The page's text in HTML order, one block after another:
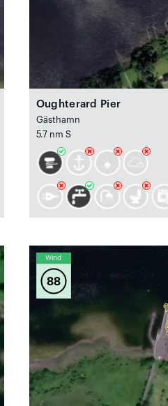
Oughterard Pier
Gästhamn
5.7 nm S
Wind
88